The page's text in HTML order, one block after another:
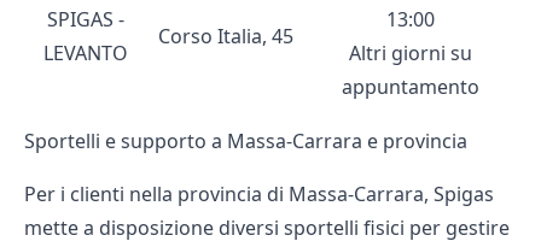
SPIGAS -
LEVANTO
Corso Italia, 45
13:00
Altri giorni su
appuntamento
Sportelli e supporto a Massa‑Carrara e provincia
Per i clienti nella provincia di Massa‑Carrara, Spigas
mette a disposizione diversi sportelli fisici per gestire